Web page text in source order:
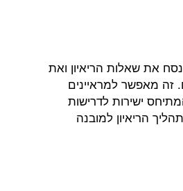
את שאלות הריאיון ואת
זה מאפשר למראיינים
ישירות לדרישות
הריאיון למובנה